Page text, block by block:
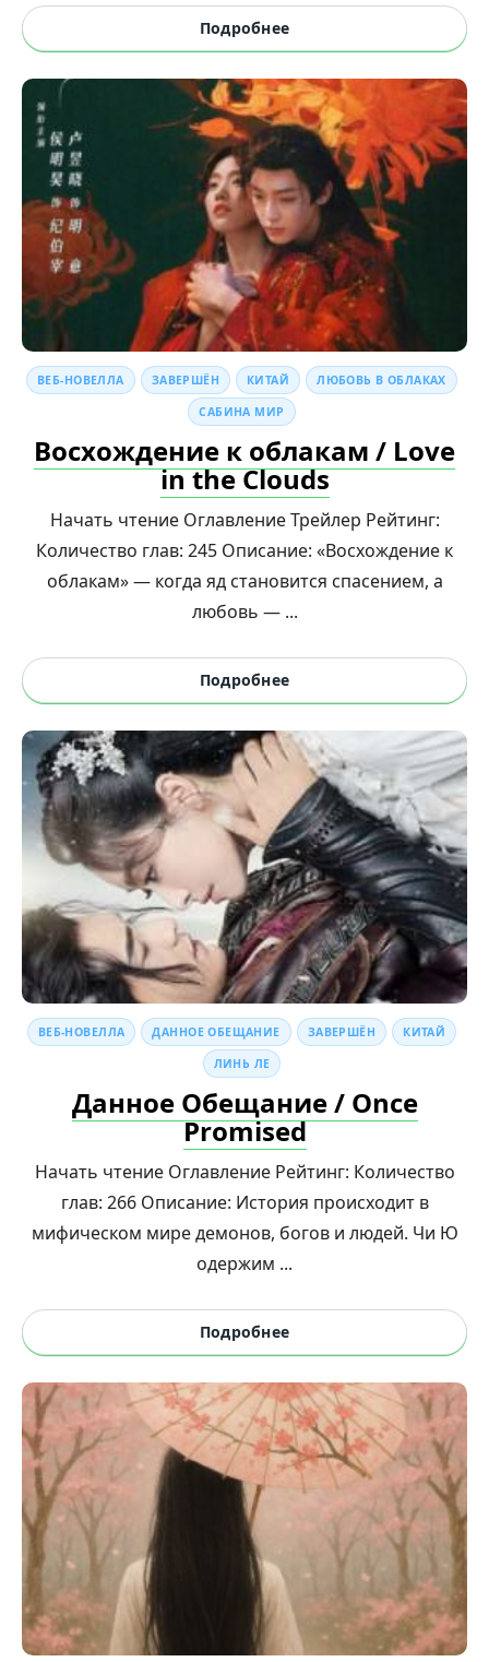
Подробнее
ВЕБ-НОВЕЛЛА ЗАВЕРШЁН КИТАЙ ЛЮБОВЬ В ОБЛАКАХ
САБИНА МИР
Восхождение к облакам / Love
in the Clouds
Начать чтение Оглавление Трейлер Рейтинг:
Количество глав: 245 Описание: «Восхождение к
облакам» — когда яд становится спасением, а
любовь — ...
Подробнее
ВЕБ-НОВЕЛЛА ДАННОЕ ОБЕЩАНИЕ ЗАВЕРШЁН КИТАЙ
ЛИНЬ ЛЕ
Данное Обещание / Once
Promised
Начать чтение Оглавление Рейтинг: Количество
глав: 266 Описание: История происходит в
мифическом мире демонов, богов и людей. Чи Ю
одержим ...
Подробнее